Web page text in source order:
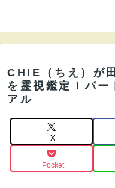
CHIE（ちえ）が
を霊視鑑定！パ
アル
X
Pocket